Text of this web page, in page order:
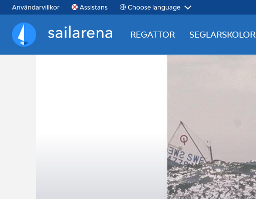
Användarvillkor Assistans Choose language
Sailarena
REGATTOR SEGLARSKOLOR